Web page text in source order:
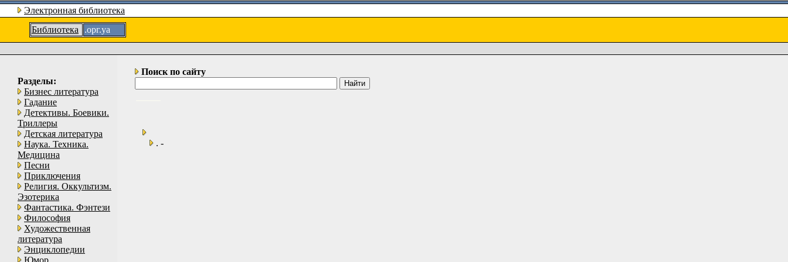
Электронная библиотека
Библиотека
.орг.уа
Разделы:
Бизнес литература
Гадание
Детективы. Боевики.
Триллеры
Детская литература
Наука. Техника.
Медицина
Песни
Приключения
Религия. Оккультизм.
Эзотерика
Фантастика. Фэнтези
Философия
Художественная
литература
Энциклопедии
Юмор
Поиск по сайту
. -